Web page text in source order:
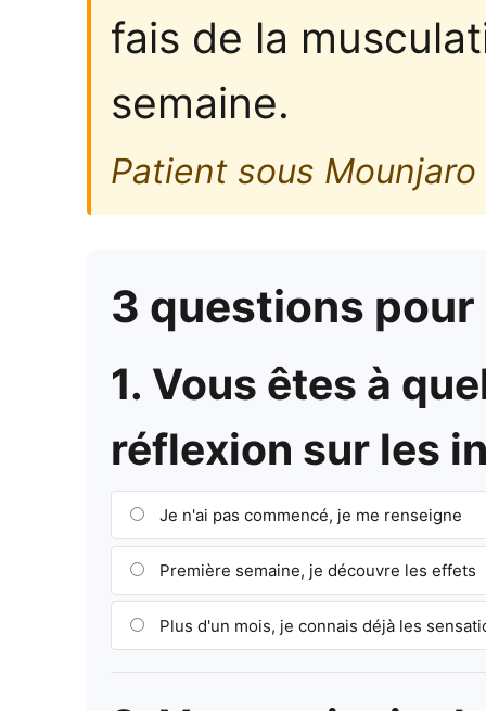
fais de la
semaine.
Patient sous
3 questions
1. Vous êtes à
réflexion sur les
Je n'ai pas commencé, je me renseigne
Première semaine, je découvre les effets
Plus d'un mois, je connais déjà les